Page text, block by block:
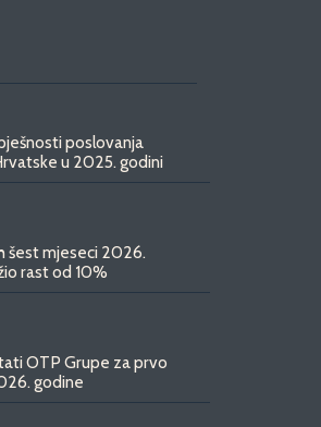
poslovanja
u 2025. godini
šest mjeseci 2026.
rast od 10%
OTP Grupe za prvo
godine